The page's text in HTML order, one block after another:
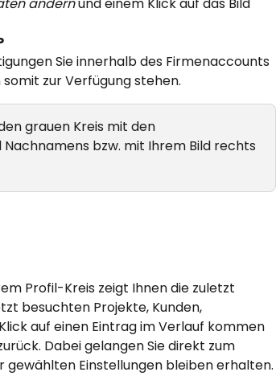
Sie innerhalb des Firmenaccounts
zur Verfügung stehen.
grauen Kreis mit den
bzw. mit Ihrem Bild rechts
Profil-Kreis zeigt Ihnen die zuletzt
besuchten Projekte, Kunden,
auf einen Eintrag im Verlauf kommen
Dabei gelangen Sie direkt zum
Einstellungen bleiben erhalten.